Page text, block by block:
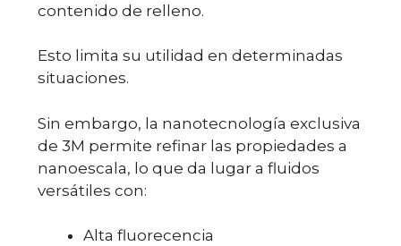
contenido de relleno.
Esto limita su utilidad en determinadas
situaciones.
Sin embargo, la nanotecnología exclusiva
de 3M permite refinar las propiedades a
nanoescala, lo que da lugar a fluidos
versátiles con:
Alta fluorecencia